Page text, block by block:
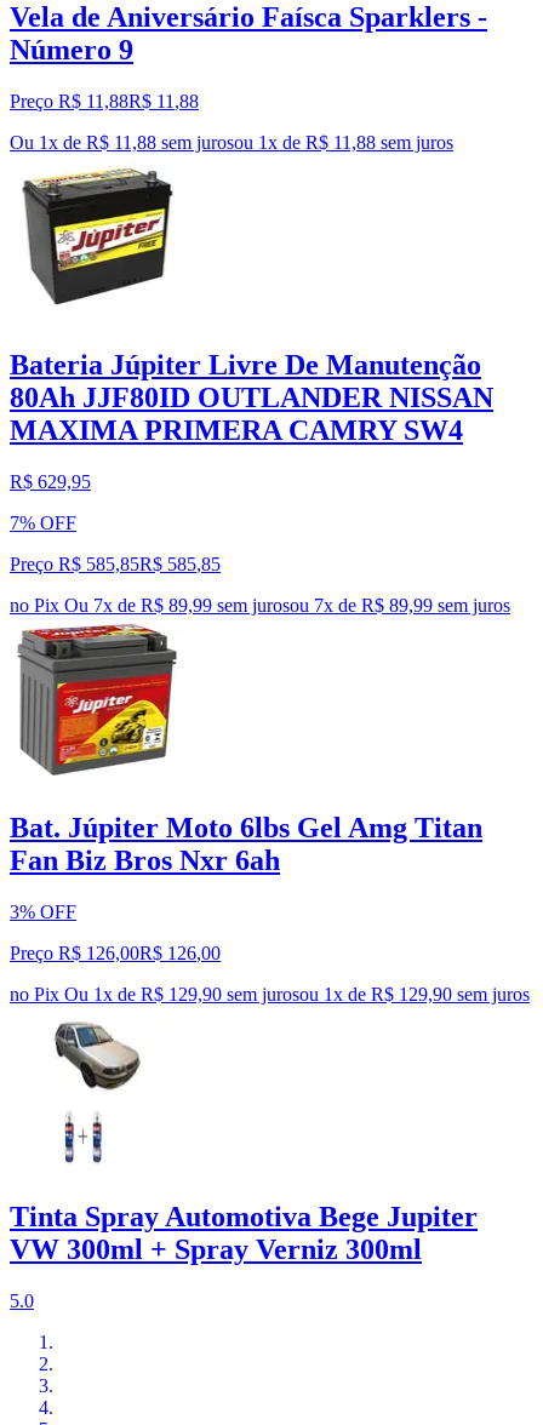
Vela de Aniversário Faísca Sparklers -
Número 9
Preço R$ 11,88R$ 11 ,88
Ou 1x de R$ 11,88 sem jurosou 1x de R$ 11,88 sem juros
Bateria Júpiter Livre De Manutenção
80Ah JJF80ID OUTLANDER NISSAN
MAXIMA PRIMERA CAMRY SW4
R$ 629,95
7% OFF
Preço R$ 585,85R$ 585,85
no Pix Ou 7x de R$ 89,99 sem jurosou 7x de R$ 89,99 sem juros
Bat. Júpiter Moto 6lbs Gel Amg Titan
Fan Biz Bros Nxr 6ah
3% OFF
Preço R$ 126,00R$ 126,00
no Pix Ou 1x de R$ 129,90 sem jurosou 1x de R$ 129,90 sem juros
Tinta Spray Automotiva Bege Jupiter
VW 300ml + Spray Verniz 300ml
5.0